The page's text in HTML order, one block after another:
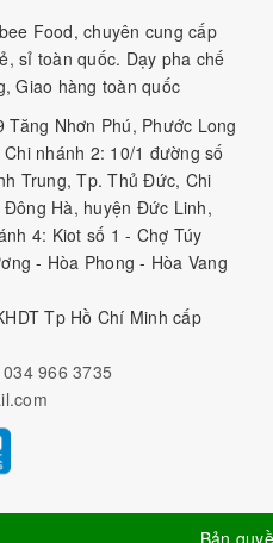
Food, chuyên cung cấp
sỉ toàn quốc. Dạy pha chế
Giao hàng toàn quốc
Tăng Nhơn Phú, Phước Long
nhánh 2: 10/1 đường số
Trung, Tp. Thủ Đức, Chi
Hà, huyện Đức Linh,
4: Kiot số 1 - Chợ Túy
- Hòa Phong - Hòa Vang
Tp Hồ Chí Minh cấp
034 966 3735
Bản